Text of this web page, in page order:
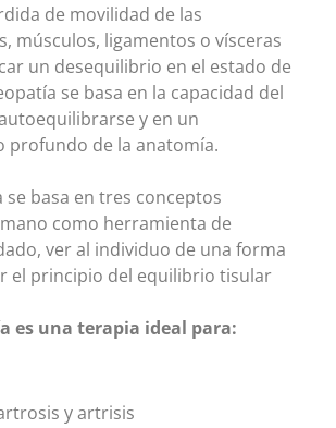
de movilidad de las
músculos, ligamentos o vísceras
un desequilibrio en el estado de
se basa en la capacidad del
y en un
profundo de la anatomía.
se basa en tres conceptos
como herramienta de
ver al individuo de una forma
el principio del equilibrio tisular
es una terapia ideal para:
y artrisis